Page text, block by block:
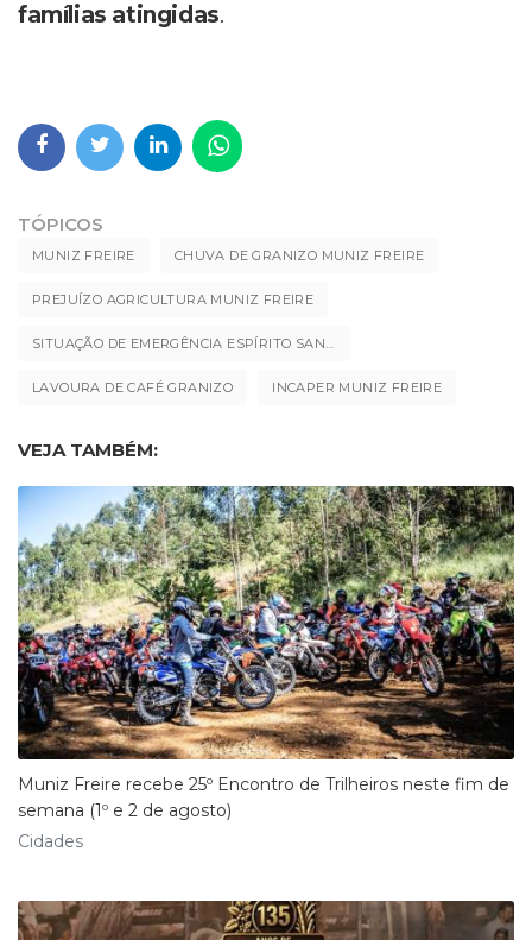
famílias atingidas.
TÓPICOS
MUNIZ FREIRE CHUVA DE GRANIZO MUNIZ FREIRE
PREJUÍZO AGRICULTURA MUNIZ FREIRE
SITUAÇÃO DE EMERGÊNCIA ESPÍRITO SANTO
LAVOURA DE CAFÉ GRANIZO INCAPER MUNIZ FREIRE
VEJA TAMBÉM:
Muniz Freire recebe 25º Encontro de Trilheiros neste fim de
semana (1º e 2 de agosto)
Cidades